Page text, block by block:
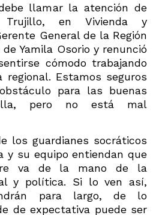
llamar la atención de
Trujillo, en Vivienda y
General de la Región
Yamila Osorio y renunció
cómodo trabajando
regional. Estamos seguros
para las buenas
pero no está mal
los guardianes socráticos
y su equipo entiendan que
va de la mano de la
y política. Si lo ven así,
para largo, de lo
de expectativa puede ser